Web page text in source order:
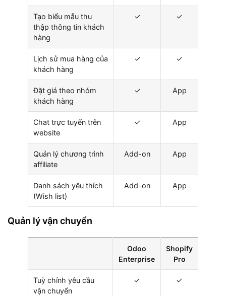
Tạo biểu mẫu thu
thập thông tin khách
hàng
✓ ✓
Lịch sử mua hàng của
khách hàng
✓ ✓
Đặt giá theo nhóm
khách hàng
✓ App
Chat trực tuyến trên
website
✓ App
Quản lý chương trình
affiliate
Add-on App
Danh sách yêu thích
(Wish list)
Add-on App
Quản lý vận chuyển
Odoo
Enterprise
Shopify
Pro
Tuỳ chỉnh yêu cầu
vận chuyển
✓ ✓